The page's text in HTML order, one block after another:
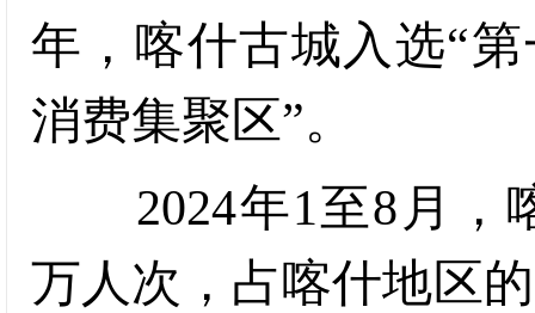
年，喀什古城入选“
消费集聚区”。
2024年1至8月，喀
万人次，占喀什地区